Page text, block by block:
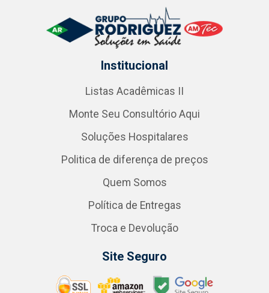
Institucional
Listas Acadêmicas II
Monte Seu Consultório Aqui
Soluções Hospitalares
Politica de diferença de preços
Quem Somos
Política de Entregas
Troca e Devolução
Site Seguro